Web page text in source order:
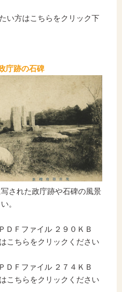
い方はこちらをクリック下
庁跡の石碑
された政庁跡や石碑の風景
。
ＤＦファイル ２９０ＫＢ
こちらをクリックください
ＤＦファイル ２７４ＫＢ
こちらをクリックください